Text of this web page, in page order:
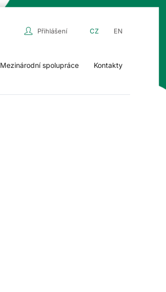
Přihlášení CZ EN
Mezinárodní spolupráce Kontakty